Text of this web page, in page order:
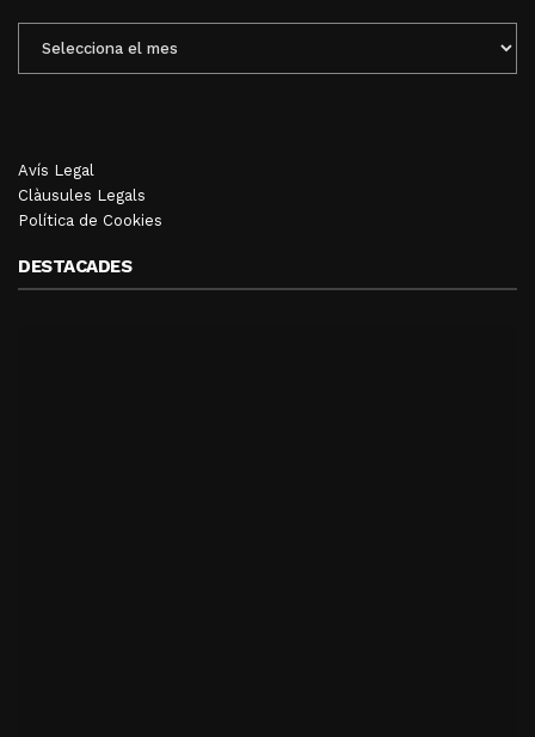
MENSUALS
Avís Legal
Clàusules Legals
Política de Cookies
DESTACADES